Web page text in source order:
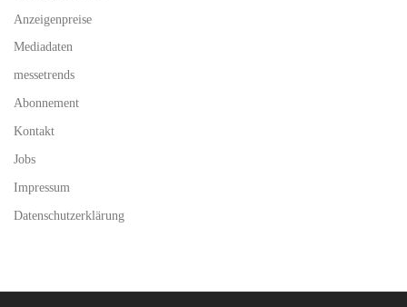
Anzeigenpreise
Mediadaten
messetrends
Abonnement
Kontakt
Jobs
Impressum
Datenschutzerklärung